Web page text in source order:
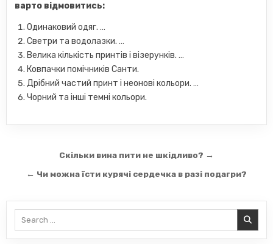
варто відмовитись:
Одинаковий одяг. …
Светри та водолазки. …
Велика кількість принтів і візерунків. …
Ковпачки помічників Санти.
Дрібний частий принт і неонові кольори. …
Чорний та інші темні кольори.
Навігація
записів
Скільки вина пити не шкідливо? →
← Чи можна їсти курячі сердечка в разі подагри?